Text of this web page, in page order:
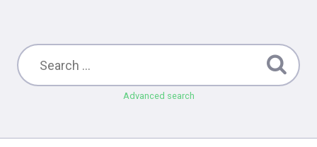
Advanced search